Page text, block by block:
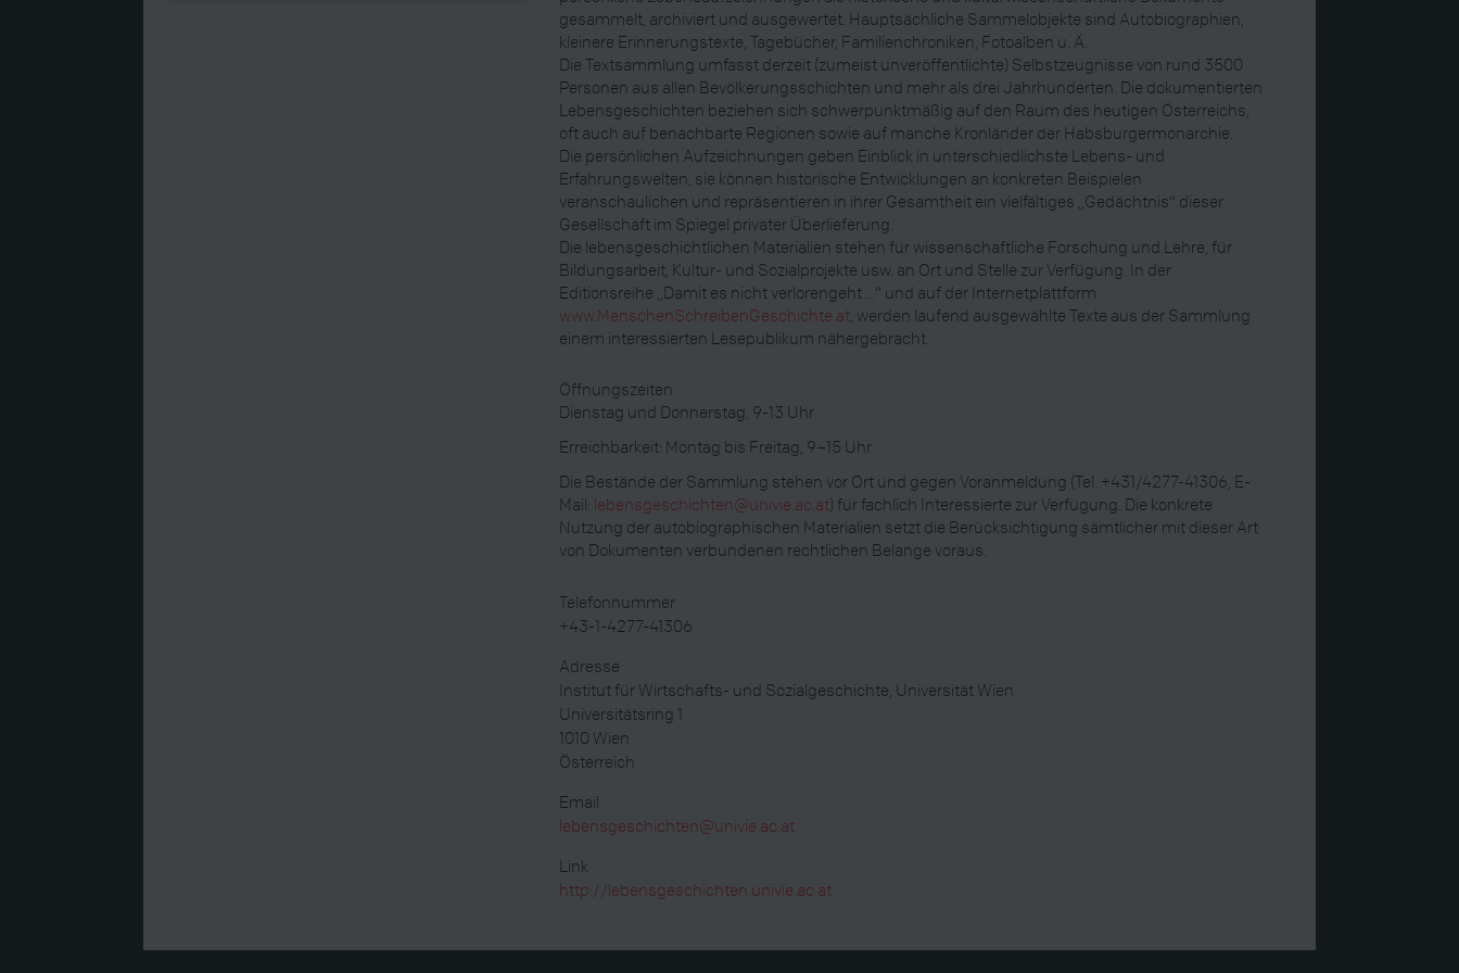
gesammelt, archiviert und ausgewertet. Hauptsächliche Sammelobjekte sind Autobiographien,
kleinere Erinnerungstexte, Tagebücher, Familienchroniken, Fotoalben u. Ä.
Die Textsammlung umfasst derzeit (zumeist unveröffentlichte) Selbstzeugnisse von rund 3500
Personen aus allen Bevölkerungsschichten und mehr als drei Jahrhunderten. Die dokumentierten
Lebensgeschichten beziehen sich schwerpunktmäßig auf den Raum des heutigen Österreichs,
oft auch auf benachbarte Regionen sowie auf manche Kronländer der Habsburgermonarchie.
Die persönlichen Aufzeichnungen geben Einblick in unterschiedlichste Lebens- und
Erfahrungswelten, sie können historische Entwicklungen an konkreten Beispielen
veranschaulichen und repräsentieren in ihrer Gesamtheit ein vielfältiges „Gedächtnis“ dieser
Gesellschaft im Spiegel privater Überlieferung.
Die lebensgeschichtlichen Materialien stehen für wissenschaftliche Forschung und Lehre, für
Bildungsarbeit, Kultur- und Sozialprojekte usw. an Ort und Stelle zur Verfügung. In der
Editionsreihe „Damit es nicht verlorengeht …“ und auf der Internetplattform
www.MenschenSchreibenGeschichte.at, werden laufend ausgewählte Texte aus der Sammlung
einem interessierten Lesepublikum nähergebracht.
Öffnungszeiten
Dienstag und Donnerstag, 9-13 Uhr
Erreichbarkeit: Montag bis Freitag, 9–15 Uhr
Die Bestände der Sammlung stehen vor Ort und gegen Voranmeldung (Tel. +431/4277-41306, E-
Mail: lebensgeschichten@univie.ac.at) für fachlich Interessierte zur Verfügung. Die konkrete
Nutzung der autobiographischen Materialien setzt die Berücksichtigung sämtlicher mit dieser Art
von Dokumenten verbundenen rechtlichen Belange voraus.
Telefonnummer
+43-1-4277-41306
Adresse
Institut für Wirtschafts- und Sozialgeschichte, Universität Wien
Universitätsring 1
1010 Wien
Österreich
Email
lebensgeschichten@univie.ac.at
Link
http://lebensgeschichten.univie.ac.at